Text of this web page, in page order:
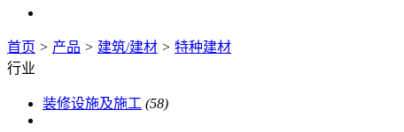
首页 > 产品 > 建筑/建材 > 特种建材
行业
装修设施及施工 (58)